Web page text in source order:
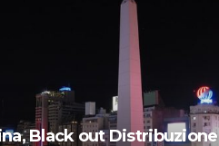
Black out Distribuzione